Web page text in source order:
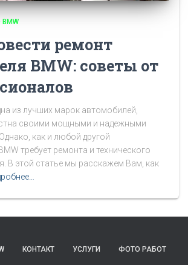
ремонт
BMW: советы от
из лучших марок автомобилей,
своими мощными и надежными
как и любой другой
требует ремонта и технического
В этой статье мы расскажем Вам, как
КОНТАКТ УСЛУГИ ФОТО РАБОТ